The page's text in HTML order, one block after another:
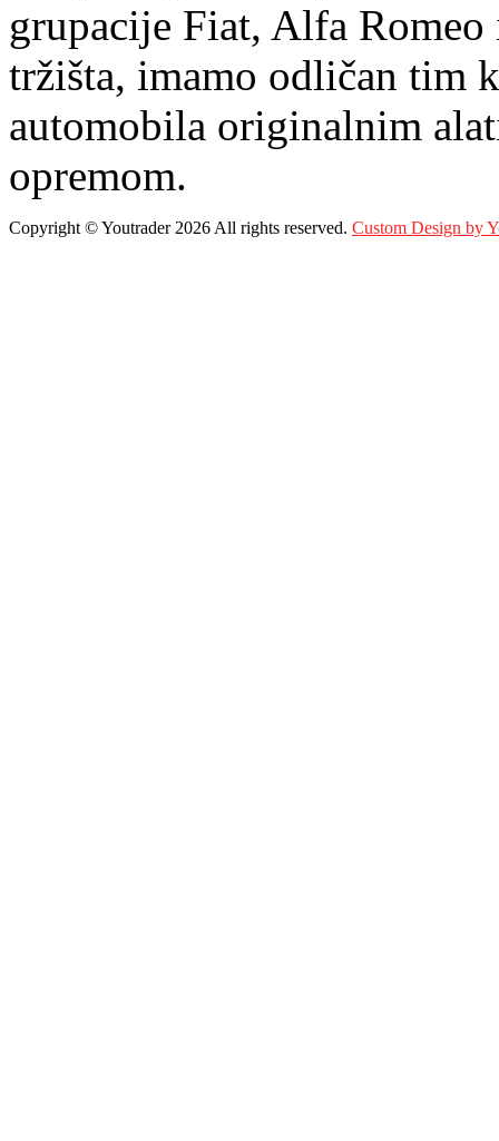
grupacije Fiat, Alfa
tržišta, imamo odličan tim
automobila originalnim
opremom.
Copyright ©Youtrader2026 All rights reserved. Custom Design by